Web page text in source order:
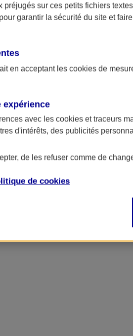
d'entreprise
préjugés sur ces petits fichiers
garantir la sécurité du site et
en acceptant les cookies de
expérience
avec les cookies et traceurs
d'intérêts, des publicités
de les refuser comme de
de cookies